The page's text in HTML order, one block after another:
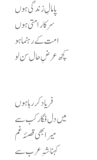
پامالِ زندگی ہوں
سر کار امتی ہوں
امت کے رہنما ہو
کچھ عرضِ حال سن لو
فریاد کر رہا ہوں
میں دل فگار کب سے
میرا بھی قصئہ غم
کہنا شہِ عرب سے